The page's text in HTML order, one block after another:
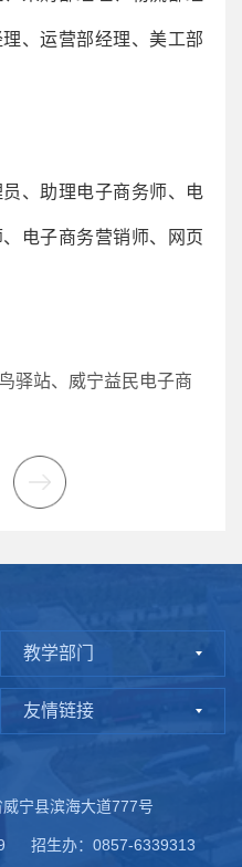
、运营部经理、美工部
、助理电子商务师、 电
、 电子商务营销师、网页
驿站、威宁益民电子商
教学部门
友情链接
宁县滨海大道777号
招生办：0857-6339313